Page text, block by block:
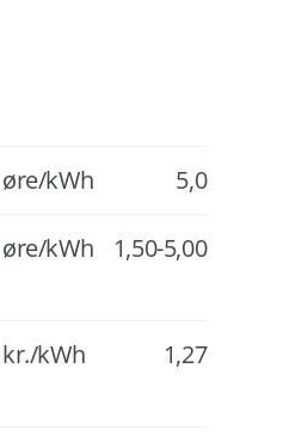
øre/kWh 5,0
øre/kWh 1,50-5,00
kr./kWh 1,27